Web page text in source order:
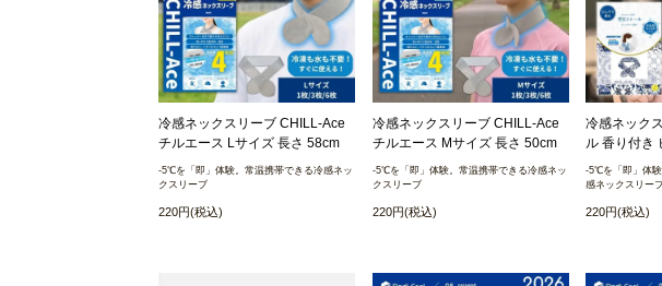
冷感ネックスリーブ CHILL-Ace
チルエース Lサイズ 長さ 58cm
-5℃を「即」体験。常温携帯できる冷感ネッ
クスリーブ
220円(税込)
冷感ネックスリーブ CHILL-Ace
チルエース Mサイズ 長さ 50cm
-5℃を「即」体験。常温携帯できる冷感ネッ
クスリーブ
220円(税込)
冷感ネック
ル 香り付き
-5℃を「即」体
感ネックスリー
220円(税込)